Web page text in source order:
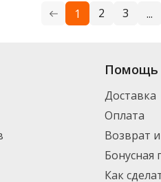
1 2 3 ...
. В ассортименте
его в корзину для
DPD. Для постоянных
Помощь
Доставка
Оплата
Возврат
Бонусная
Как